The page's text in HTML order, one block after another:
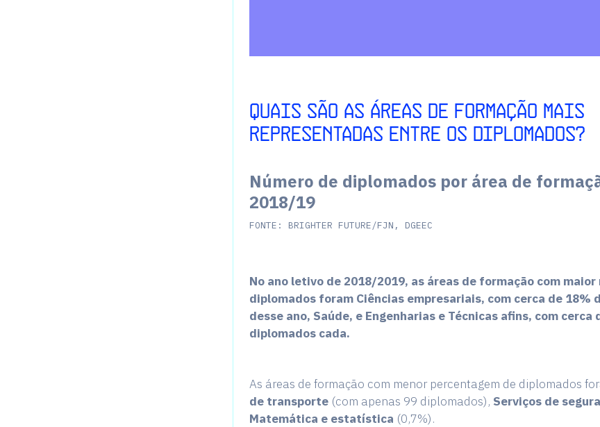
QUAIS SÃO AS ÁREAS DE FORMAÇÃO MAIS
REPRESENTADAS ENTRE OS DIPLOMADOS?
Número de diplomados por área de
2018/19
FONTE: BRIGHTER FUTURE/FJN, DGEEC
No ano letivo de 2018/2019, as áreas de formação com maior
diplomados foram Ciências empresariais, com cerca de 18%
desse ano, Saúde, e Engenharias e Técnicas afins, com cerca
diplomados cada.
As áreas de formação com menor percentagem de diplomados
de transporte(com apenas 99 diplomados), Serviços de
Matemática e estatística (0,7%).